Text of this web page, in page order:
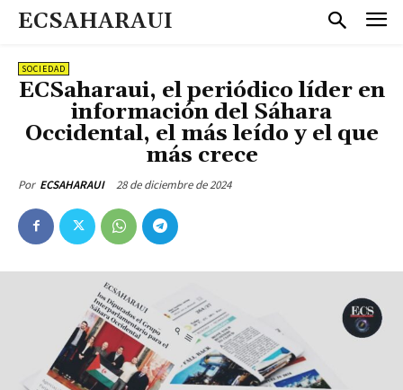
ECSAHARAUI
SOCIEDAD
ECSaharaui, el periódico líder en
información del Sáhara
Occidental, el más leído y el que
más crece
Por ECSAHARAUI 28 de diciembre de 2024